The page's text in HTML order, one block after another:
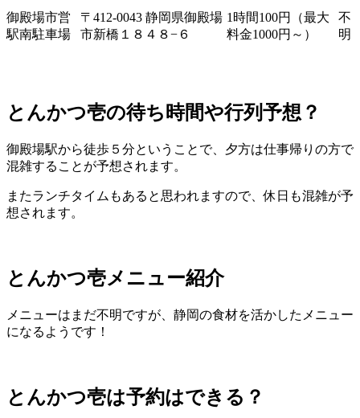
御殿場市営
駅南駐車場
〒 412-0043 静岡県御殿場
市新橋１８４８− ６
1時間100円（最大
料金1000円～）
不
明
とんかつ壱の待ち時間や行列予想？
御殿場駅から徒歩５分ということで、夕方は仕事帰りの方で
混雑することが予想されます。
またランチタイムもあると思われますので、休日も混雑が予
想されます。
とんかつ壱メニュー紹介
メニューはまだ不明ですが、静岡の食材を活かしたメニュー
になるようです！
とんかつ壱は予約はできる？